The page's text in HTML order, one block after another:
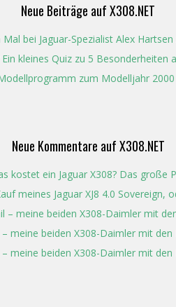
Neue Beiträge auf X308.NET
bei Jaguar-Spezialist Alex
kleines Quiz zu 5 Besonderheiten
zum Modelljahr
Neue Kommentare auf X308.NET
kostet ein Jaguar X308? Das große
meines Jaguar XJ8 4.0 Sovereign,
– meine beiden X308-Daimler mit
meine beiden X308-Daimler mit
meine beiden X308-Daimler mit